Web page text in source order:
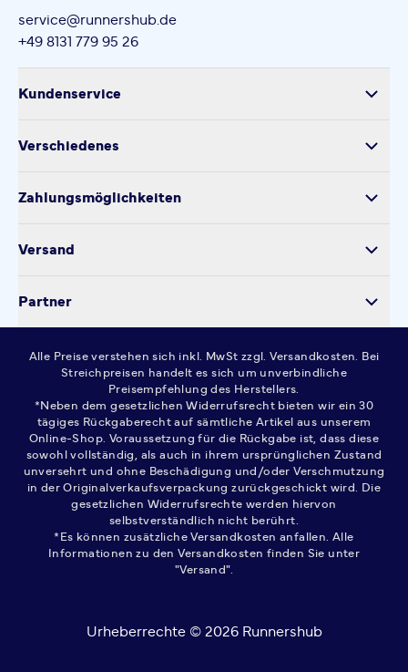
service@runnershub.de
+49 8131 779 95 26
Kundenservice
Produktsicherheit
Kontakt
Verschiedenes
Datenschutz
Widerrufsrecht
AGB
FAQ
Zahlungsmöglichkeiten
Versand
Partner
Alle Preise verstehen sich inkl. MwSt zzgl. Versandkosten. Bei
Streichpreisen handelt es sich um unverbindliche
Preisempfehlung des Herstellers.
*Neben dem gesetzlichen Widerrufsrecht bieten wir ein 30
tägiges Rückgaberecht auf sämtliche Artikel aus unserem
Online-Shop. Voraussetzung für die Rückgabe ist, dass diese
sowohl vollständig, als auch in ihrem ursprünglichen Zustand
unversehrt und ohne Beschädigung und/oder Verschmutzung
in der Originalverkaufsverpackung zurückgeschickt wird. Die
gesetzlichen Widerrufsrechte werden hiervon
selbstverständlich nicht berührt.
*Es können zusätzliche Versandkosten anfallen. Alle
Informationen zu den Versandkosten finden Sie unter
"Versand".
Urheberrechte © 2026 Runnershub